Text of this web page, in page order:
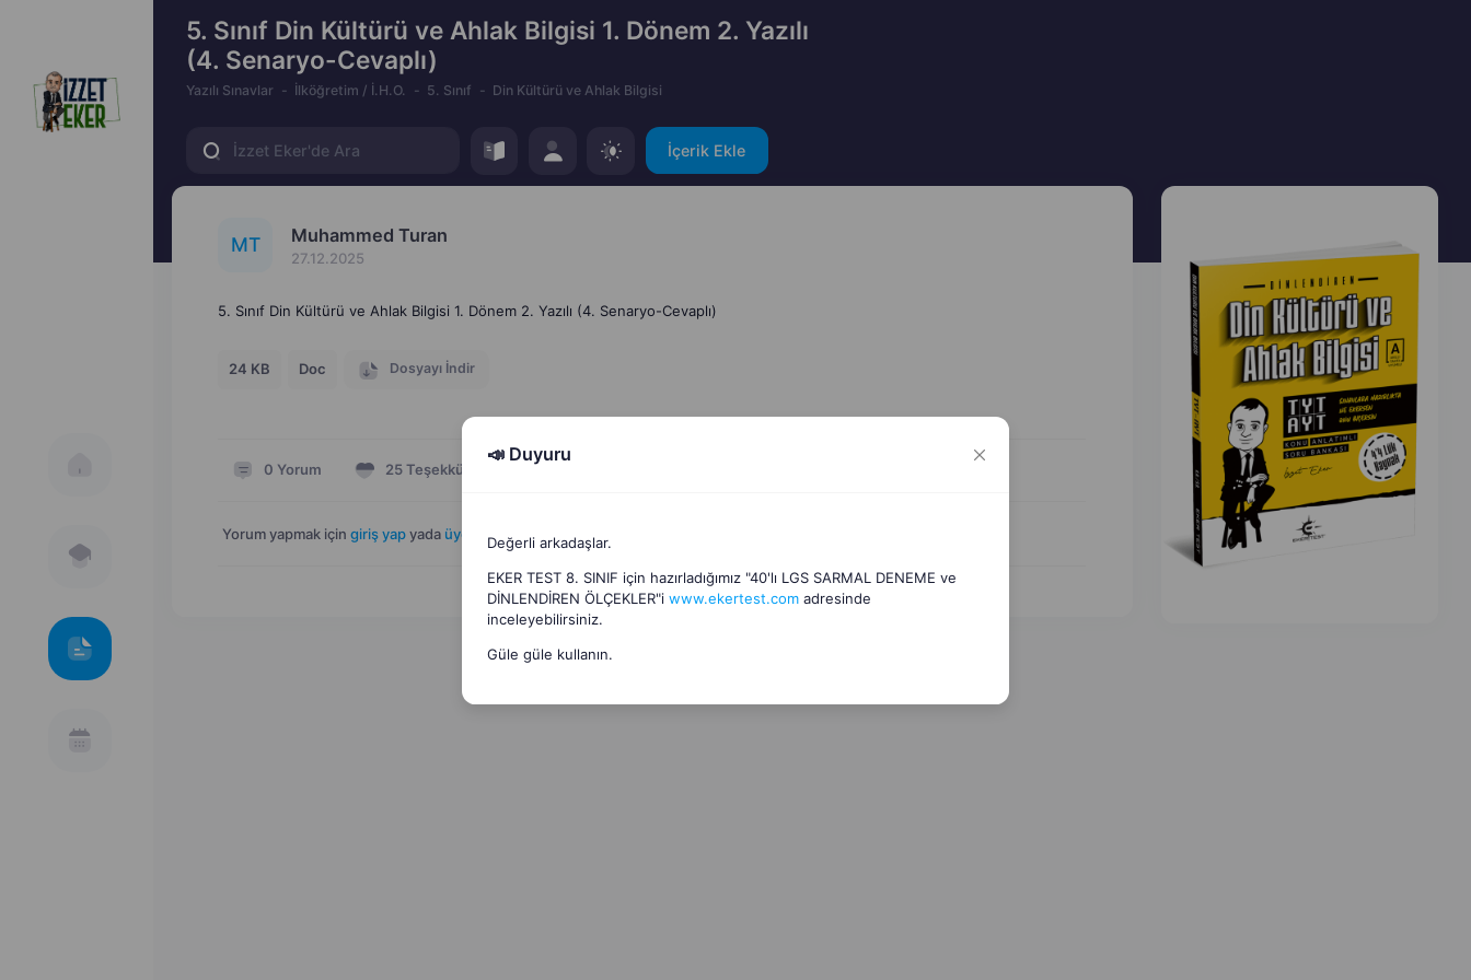
5. Sınıf Din Kültürü ve Ahlak Bilgisi 1. Dönem 2. Yazılı
(4. Senaryo-Cevaplı)
Yazılı Sınavlar İlköğretim / İ.H.O. 5. Sınıf Din Kültürü ve Ahlak Bilgisi
İçerik Ekle
MT Muhammed Turan
27.12.2025
5. Sınıf Din Kültürü ve Ahlak Bilgisi 1. Dönem 2. Yazılı (4. Senaryo-Cevaplı)
24 KB Doc Dosyayı İndir
0 Yorum 25Teşekkür Hata Bildir
Yorum yapmak için giriş yap yada üye ol .
📣 Duyuru
Değerli arkadaşlar.
EKER TEST 8. SINIF için hazırladığımız "40'lı LGS SARMAL DENEME ve
DİNLENDİREN ÖLÇEKLER"i www.ekertest.comadresinde
inceleyebilirsiniz.
Güle güle kullanın.